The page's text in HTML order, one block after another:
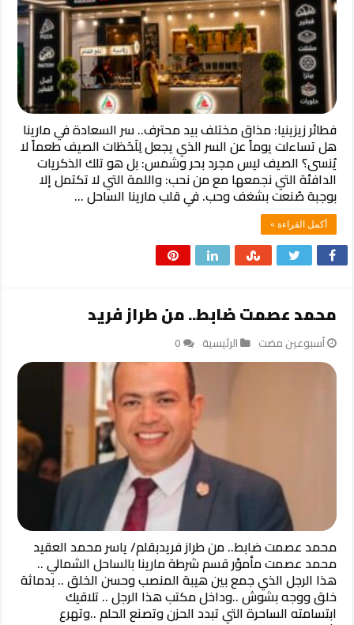
فطائر زيزينيا: مذاق مختلف بيد محترف.. سر السعادة في مارينا ​
هل تساءلت يوماً عن السر الذي يجعل لِلَحَظات الصيف طعماً لا
يُنسى؟ ​الصيف ليس مجرد بحر وشمس: بل هو تلك الذكريات
الدافئة التي نجمعها مع من نحب: واللمة التي لا تكتمل إلا
بوجبة صُنعت بشغف وحب. في قلب مارينا الساحل …
أكمل القراءة »
محمد عصمت ضابط.. من طراز فريد
‏أسبوعين مضت الرئيسية 0
محمد عصمت ضابط.. من طراز فريدبقلم/ ياسر محمد العقيد
محمد عصمت مأمؤر قسم شرطة مارينا بالساحل الشمالي ..
هذا الرجل الذي جمع بين هيبة المنصب وحسن الخلق .. بدماثة
خلق ووجه بشوش ..وداخل مكتب هذا الرجل .. تلاقيك
ابتسامته الساحرة التي تبدد الحزن وتصنع الحلم ..وتهرع